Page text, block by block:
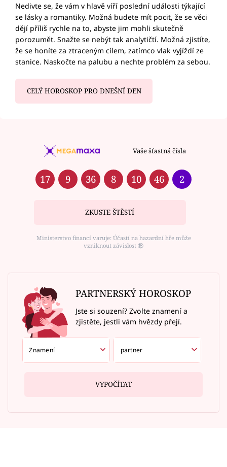
Nedivte se, že vám v hlavě víří poslední události týkající
se lásky a romantiky. Možná budete mít pocit, že se věci
dějí příliš rychle na to, abyste jim mohli skutečně
porozumět. Snažte se nebýt tak analytičtí. Možná zjistíte,
že se honíte za ztraceným cílem, zatímco vlak vyjíždí ze
stanice. Naskočte na palubu a nechte problém za sebou.
CELÝ HOROSKOP PRO DNEŠNÍ DEN
Vaše šťastná čísla
17 9 36 8 10 46 2
ZKUSTE ŠTĚSTÍ
Ministerstvo financí varuje: Účastí na hazardní hře může
vzniknout závislost ⑱
PARTNERSKÝ HOROSKOP
Jste si souzení? Zvolte znamení a
zjistěte, jestli vám hvězdy přejí.
VYPOČÍTAT